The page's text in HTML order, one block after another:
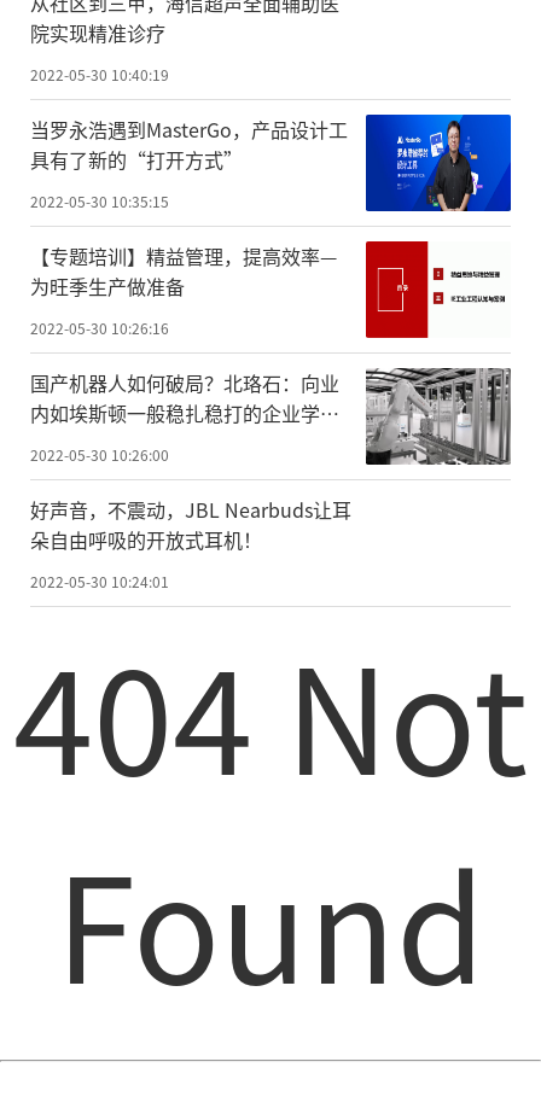
院实现精准诊疗
2022-05-30 10:40:19
当罗永浩遇到MasterGo，产品设计工
具有了新的“打开方式”
2022-05-30 10:35:15
【专题培训】精益管理，提高效率—
为旺季生产做准备
2022-05-30 10:26:16
国产机器人如何破局？北珞石：向业
内如埃斯顿一般稳扎稳打的企业学
2022-05-30 10:26:00
好声音，不震动，JBL Nearbuds让耳
朵自由呼吸的开放式耳机！
2022-05-30 10:24:01
404 Not
Found